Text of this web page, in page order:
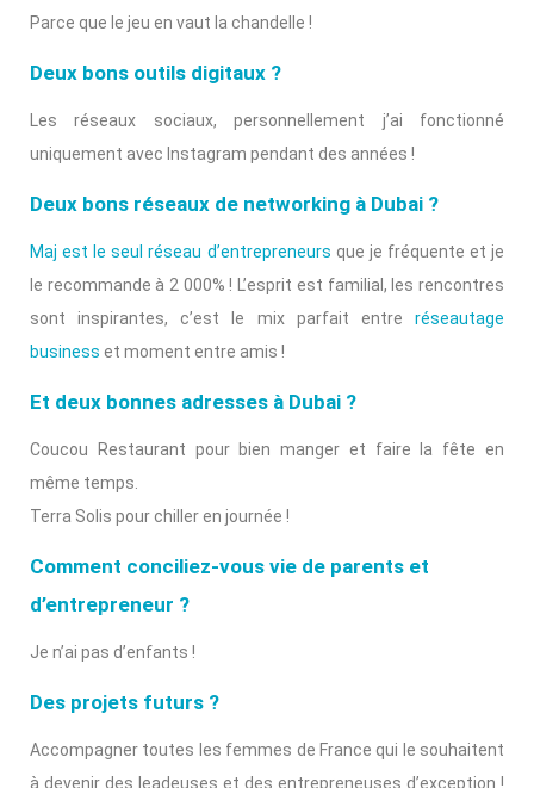
Parce que le jeu en vaut la chandelle !
Deux bons outils digitaux ?
Les réseaux sociaux, personnellement j’ai fonctionné
uniquement avec Instagram pendant des années !
Deux bons réseaux de networking à Dubai ?
Maj est le seul réseau d’entrepreneurs que je fréquente et je
le recommande à 2 000% ! L’esprit est familial, les rencontres
sont inspirantes, c’est le mix parfait entre réseautage
business et moment entre amis !
Et deux bonnes adresses à Dubai ?
Coucou Restaurant pour bien manger et faire la fête en
même temps.
Terra Solis pour chiller en journée !
Comment conciliez-vous vie de parents et
d’entrepreneur ?
Je n’ai pas d’enfants !
Des projets futurs ?
Accompagner toutes les femmes de France qui le souhaitent
à devenir des leadeuses et des entrepreneuses d’exception !